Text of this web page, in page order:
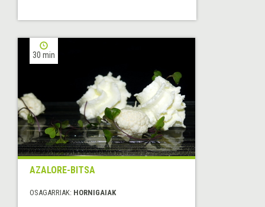
30 min
AZALORE-BITSA
OSAGARRIAK: HORNIGAIAK